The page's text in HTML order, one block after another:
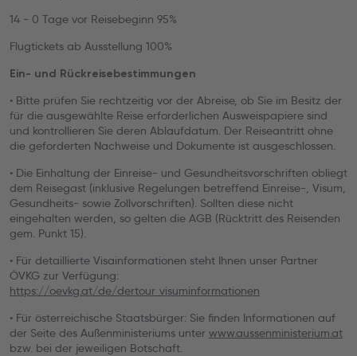
14 - 0 Tage vor Reisebeginn 95%
Flugtickets ab Ausstellung 100%
Ein- und Rückreisebestimmungen
• Bitte prüfen Sie rechtzeitig vor der Abreise, ob Sie im Besitz der
für die ausgewählte Reise erforderlichen Ausweispapiere sind
und kontrollieren Sie deren Ablaufdatum. Der Reiseantritt ohne
die geforderten Nachweise und Dokumente ist ausgeschlossen.
• Die Einhaltung der Einreise- und Gesundheitsvorschriften obliegt
dem Reisegast (inklusive Regelungen betreffend Einreise-, Visum,
Gesundheits- sowie Zollvorschriften). Sollten diese nicht
eingehalten werden, so gelten die AGB (Rücktritt des Reisenden
gem. Punkt 15).
• Für detaillierte Visainformationen steht Ihnen unser Partner
ÖVKG zur Verfügung:
https://oevkg.at/de/dertour_visuminformationen
• Für österreichische Staatsbürger: Sie finden Informationen auf
der Seite des Außenministeriums unter www.aussenministerium.at
bzw. bei der jeweiligen Botschaft.